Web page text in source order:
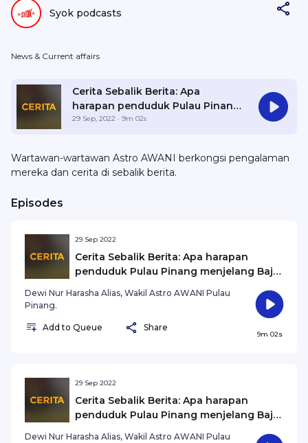
Syok podcasts
News & Current affairs
Cerita Sebalik Berita: Apa
harapan penduduk Pulau Pinang
menjelang Bajet 2023?
29 Sep, 2022 · 9m 02s
Wartawan-wartawan Astro AWANI berkongsi pengalaman
mereka dan cerita di sebalik berita.
Episodes
29 Sep 2022
Cerita Sebalik Berita: Apa harapan
penduduk Pulau Pinang menjelang Bajet
Dewi Nur Harasha Alias, Wakil Astro AWANI Pulau
Pinang.
Add to Queue Share
9m 02s
29 Sep 2022
Cerita Sebalik Berita: Apa harapan
penduduk Pulau Pinang menjelang Bajet
Dewi Nur Harasha Alias, Wakil Astro AWANI Pulau